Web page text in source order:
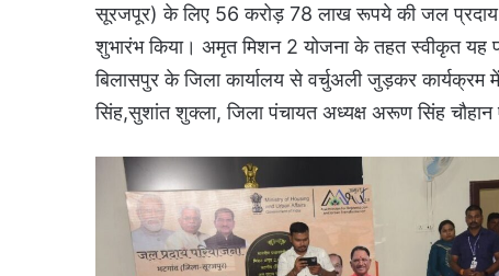
सूरजपूर) के लिए 56 करोड़ 78 लाख रूपये की जल प्रदाय
शुभारंभ किया। अमृत मिशन 2 योजना के तहत स्वीकृत यह
बिलासपुर के जिला कार्यालय से वर्चुअली जुड़कर
सिंह,सुशांत शुक्ला, जिला पंचायत अध्यक्ष अरूण सिंह चौहान